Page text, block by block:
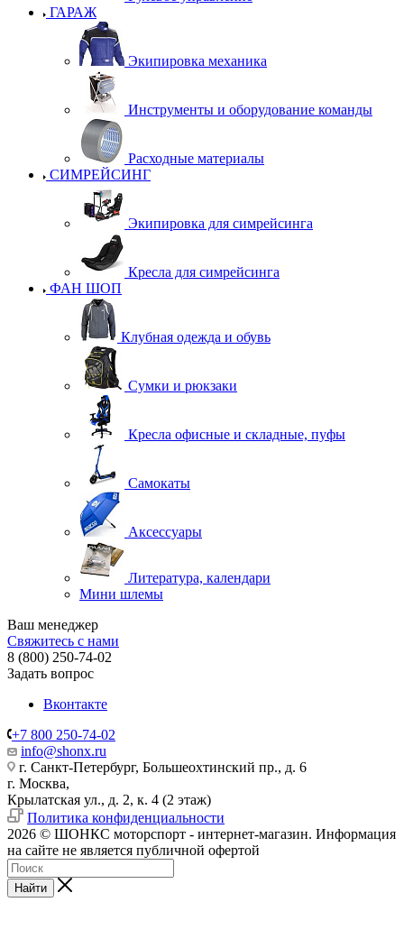
ГАРАЖ
Экипировка механика
Инструменты и оборудование команды
Расходные материалы
СИМРЕЙСИНГ
Экипировка для симрейсинга
Кресла для симрейсинга
ФАН ШОП
Клубная одежда и обувь
Сумки и рюкзаки
Кресла офисные и складные, пуфы
Самокаты
Аксессуары
Литература, календари
Мини шлемы
Ваш менеджер
Свяжитесь с нами
8 (800) 250-74-02
Задать вопрос
Вконтакте
+7 800 250-74-02
info@shonx.ru
г. Санкт-Петербург, Большеохтинский пр., д. 6
г. Москва,
Крылатская ул., д. 2, к. 4 (2 этаж)
Политика конфиденциальности
2026 © ШОНКС моторспорт - интернет-магазин. Информация
на сайте не является публичной офертой
Найти